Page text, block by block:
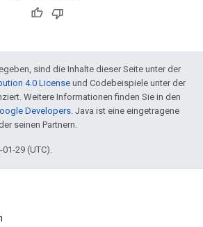
sind die Inhalte dieser Seite unter der
4.0 License und Codebeispiele unter der
Weitere Informationen finden Sie in den
Developers. Java ist eine eingetragene
seinen Partnern.
29 (UTC).